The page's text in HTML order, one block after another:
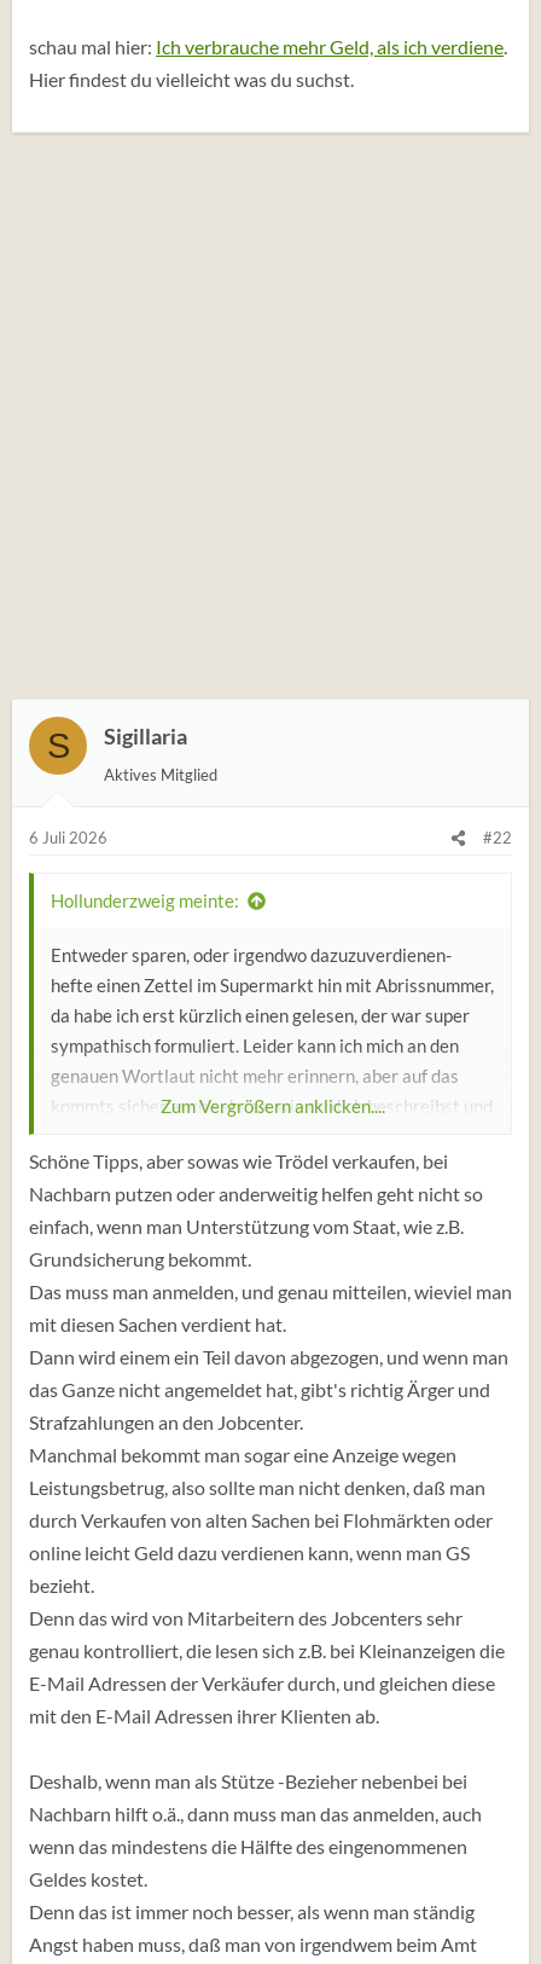
schau mal hier: Ich verbrauche mehr Geld, als ich verdiene.
Hier findest du vielleicht was du suchst.
S Sigillaria
Aktives Mitglied
6 Juli 2026 #22
Hollunderzweig meinte:
Entweder sparen, oder irgendwo dazuzuverdienen-
hefte einen Zettel im Supermarkt hin mit Abrissnummer,
da habe ich erst kürzlich einen gelesen, der war super
sympathisch formuliert. Leider kann ich mich an den
genauen Wortlaut nicht mehr erinnern, aber auf das
kommts sicher auch sehr an, wie du dich beschreibst und
was du hinschreibst.
Mein Enkel hat sich umgesehen, wo der Rasen, die
Hecke vernachlässigt war, hat er einen Zettel an die Tür
gesteckt, helfe gerne beim Rasenmähen, er war sofort
engagiert, für einen Zwanziger pro Stunde, als Schüler
hat er schon so viel Selbstbewusstsein gezeigt, man
zahlte das gerne.
Meine Nachbarin kriegt für einmal am Freitag von acht
bis vierzehn Uhr putzen 160.- Euro. Nebenher steht sie
jeden Sonntag mit Trödel, den ihr jeder erleichtert, dass
er ihn los ist, zusteckt. Da könntest du auch ansetzen-
ich helfe gerne beim Entrümpeln...es braucht doch fast
jeder Hilfe, hat nur Bedenken und Ängste, oder
Befürchtungen, mit diesen musst du aufräumen können-
-zb im Text schreiben; Ich biete meine Hilfe an, bin
zuverlässig, ehrlich, korrekt...
Handel und Dienstleistung sind immer ein Weg, wo Geld
gemacht werden kann.
Zum Vergrößern anklicken....
Schöne Tipps, aber sowas wie Trödel verkaufen, bei
Nachbarn putzen oder anderweitig helfen geht nicht so
einfach, wenn man Unterstützung vom Staat, wie z.B.
Grundsicherung bekommt.
Das muss man anmelden, und genau mitteilen, wieviel man
mit diesen Sachen verdient hat.
Dann wird einem ein Teil davon abgezogen, und wenn man
das Ganze nicht angemeldet hat, gibt's richtig Ärger und
Strafzahlungen an den Jobcenter.
Manchmal bekommt man sogar eine Anzeige wegen
Leistungsbetrug, also sollte man nicht denken, daß man
durch Verkaufen von alten Sachen bei Flohmärkten oder
online leicht Geld dazu verdienen kann, wenn man GS
bezieht.
Denn das wird von Mitarbeitern des Jobcenters sehr
genau kontrolliert, die lesen sich z.B. bei Kleinanzeigen die
E-Mail Adressen der Verkäufer durch, und gleichen diese
mit den E-Mail Adressen ihrer Klienten ab.
Deshalb, wenn man als Stütze -Bezieher nebenbei bei
Nachbarn hilft o.ä., dann muss man das anmelden, auch
wenn das mindestens die Hälfte des eingenommenen
Geldes kostet.
Denn das ist immer noch besser, als wenn man ständig
Angst haben muss, daß man von irgendwem beim Amt